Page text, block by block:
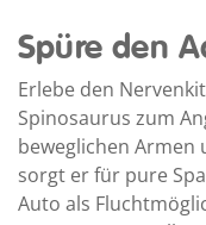
Spüre den
Erlebe den
Spinosaurus zum
beweglichen Armen
sorgt er für pure
Auto als